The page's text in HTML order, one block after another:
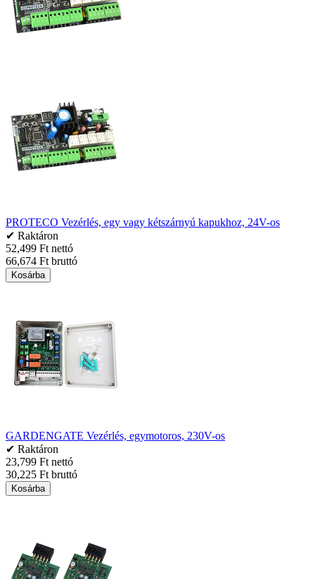
PROTECO Vezérlés, egy vagy kétszárnyú kapukhoz, 24V-os
✔ Raktáron
52,499 Ft nettó
66,674 Ft bruttó
Kosárba
GARDENGATE Vezérlés, egymotoros, 230V-os
✔ Raktáron
23,799 Ft nettó
30,225 Ft bruttó
Kosárba